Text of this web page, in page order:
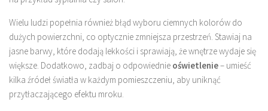
Wielu ludzi popełnia również błąd wyboru ciemnych kolorów do
dużych powierzchni, co optycznie zmniejsza przestrzeń. Stawiaj na
jasne barwy, które dodają lekkości i sprawiają, że wnętrze wydaje się
większe. Dodatkowo, zadbaj o odpowiednie oświetlenie– umieść
kilka źródeł światła w każdym pomieszczeniu, aby uniknąć
przytłaczającego efektu mroku.